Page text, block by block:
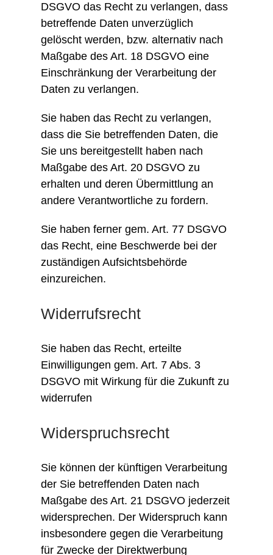
DSGVO das Recht zu verlangen, dass
betreffende Daten unverzüglich
gelöscht werden, bzw. alternativ nach
Maßgabe des Art. 18 DSGVO eine
Einschränkung der Verarbeitung der
Daten zu verlangen.
Sie haben das Recht zu verlangen,
dass die Sie betreffenden Daten, die
Sie uns bereitgestellt haben nach
Maßgabe des Art. 20 DSGVO zu
erhalten und deren Übermittlung an
andere Verantwortliche zu fordern.
Sie haben ferner gem. Art. 77 DSGVO
das Recht, eine Beschwerde bei der
zuständigen Aufsichtsbehörde
einzureichen.
Widerrufsrecht
Sie haben das Recht, erteilte
Einwilligungen gem. Art. 7 Abs. 3
DSGVO mit Wirkung für die Zukunft zu
widerrufen
Widerspruchsrecht
Sie können der künftigen Verarbeitung
der Sie betreffenden Daten nach
Maßgabe des Art. 21 DSGVO jederzeit
widersprechen. Der Widerspruch kann
insbesondere gegen die Verarbeitung
für Zwecke der Direktwerbung